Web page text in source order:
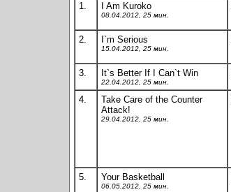
1.
I Am Kuroko
08.04.2012, 25 мин.
2. I`m Serious
15.04.2012, 25 мин.
3.
It`s Better If I Can`t Win
22.04.2012, 25 мин.
4.
Take Care of the Counter
Attack!
29.04.2012, 25 мин.
5.
Your Basketball
06.05.2012, 25 мин.